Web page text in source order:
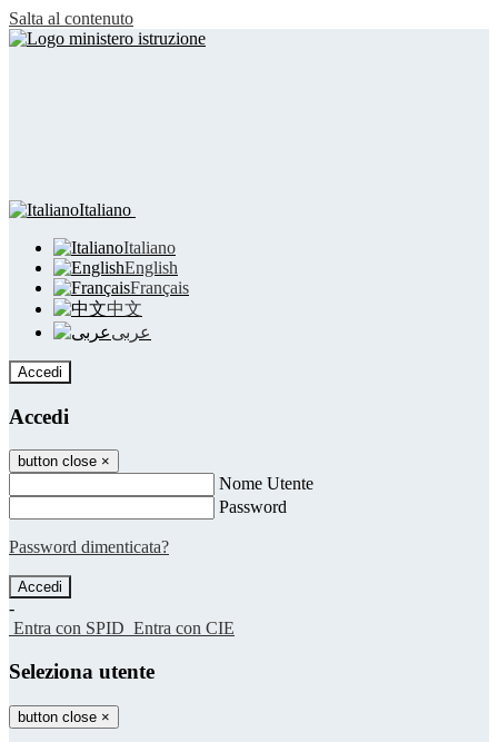
Salta al contenuto
Italiano
Italiano
English
Français
中文
عربى
Accedi
Accedi
button close ×
Nome Utente
Password
Password dimenticata?
-
Entra con SPID Entra con CIE
Seleziona utente
button close ×